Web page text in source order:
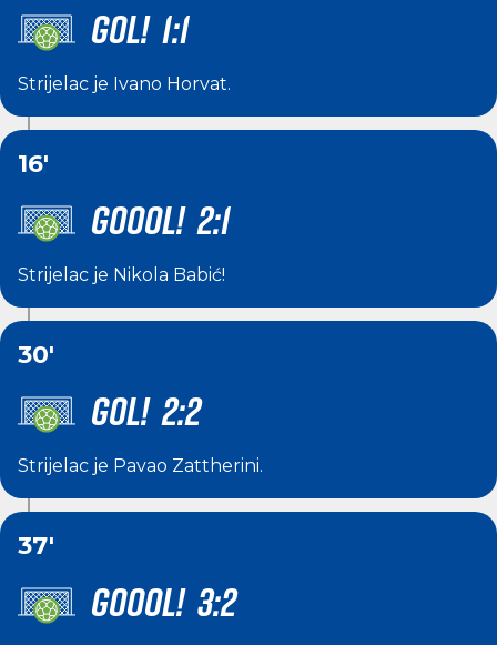
GOL! 1:1
Strijelac je Ivano Horvat.
16'
GOOOL! 2:1
Strijelac je Nikola Babić!
30'
GOL! 2:2
Strijelac je Pavao Zattherini.
37'
GOOOL! 3:2